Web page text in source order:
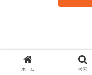
関連記事
ホーム 検索